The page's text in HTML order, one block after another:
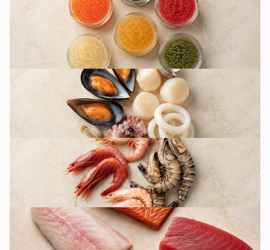
ДРУГИЕ ВИДЫ
ИКРЫ / ИМИТАЦИЯ
МОРСКИЕ
ДЕЛИКАТЕСЫ
КРЕВЕТКИ
РЫБА